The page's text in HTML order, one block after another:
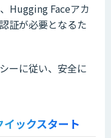
Hugging Faceアカ
証が必要となるた
ーに従い、安全に
ックスタート